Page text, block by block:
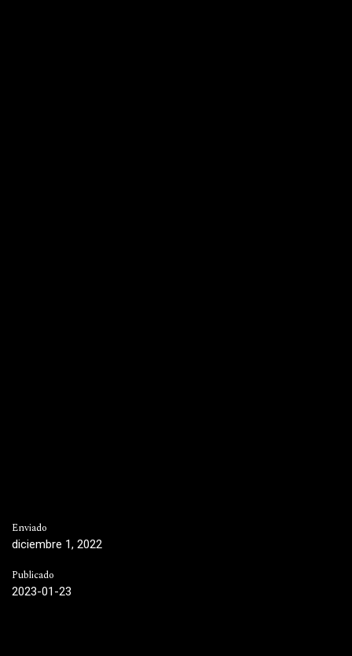
Enviado
diciembre 1, 2022
Publicado
2023-01-23